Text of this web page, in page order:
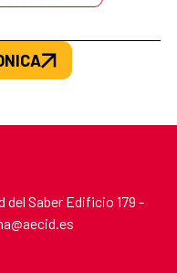
del Saber Edificio 179 -